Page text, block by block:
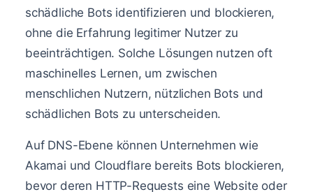
schädliche Bots identifizieren und blockieren,
ohne die Erfahrung legitimer Nutzer zu
beeinträchtigen. Solche Lösungen nutzen oft
maschinelles Lernen, um zwischen
menschlichen Nutzern, nützlichen Bots und
schädlichen Bots zu unterscheiden.
Auf DNS-Ebene können Unternehmen wie
Akamai und Cloudflare bereits Bots blockieren,
bevor deren HTTP-Requests eine Website oder